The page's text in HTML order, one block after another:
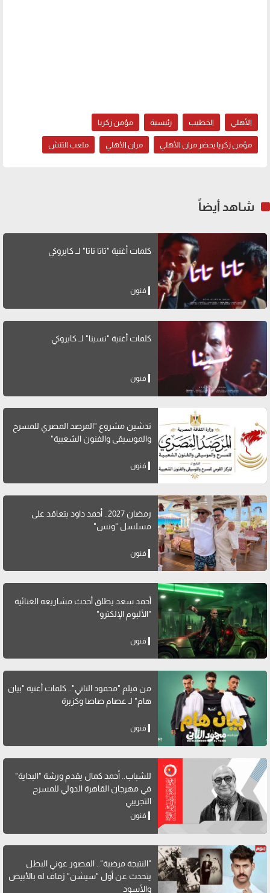
الأهلي الخطيب رئيسية مؤمن زكريا
مؤمن زكريا يحضر مران الأهلي مران الأهلي ملعب التتش
شاهد أيضاً
كلمات أغنية "تاتا تاتا" لــ كايروكي
فنون
كلمات أغنية "نسينا" لــ كايروكي
فنون
تدشين مشروع "المرصد المصري للمسرح
والموسيقى والفنون الشعبية"
فنون
رمضان 2027.. أحمد داود يتعاقد على
مسلسل "ونس"
فنون
أحمد سعد يطلق أحدث مشاريعه الغنائية
"الألبوم الإلكترو"
فنون
من فيلم "محمود التاني".. كلمات أغنية "بيان
هام" لـ عصام صاصا وكزبرة
فنون
للشباب.. أحمد كمال يقدم ورشة "البداية"
في مهرجان القاهرة الدولي للمسرح
التجريبي
فنون
"النتيجة مرضية".. المصور عوني البطل
يتحدث عن أول "سيشن" زفاف له بالأبيض
والأسود